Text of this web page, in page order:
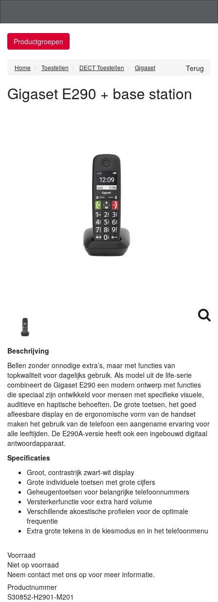
Productgroepen
Terug
Home Toestellen DECT Toestellen Gigaset
Gigaset E290 + base station
Beschrijving
Bellen zonder onnodige extra’s, maar met functies van
topkwaliteit voor dagelijks gebruik. Als model uit de life-serie
combineert de Gigaset E290 een modern ontwerp met functies
die speciaal zijn ontwikkeld voor mensen met specifieke visuele,
auditieve en haptische behoeften. De grote toetsen, het goed
afleesbare display en de ergonomische vorm van de handset
maken het gebruik van de telefoon een aangename ervaring voor
alle leeftijden. De E290A-versie heeft ook een ingebouwd digitaal
antwoordapparaat.
Specificaties
Groot, contrastrijk zwart-wit display
Grote individuele toetsen met grote cijfers
Geheugentoetsen voor belangrijke telefoonnummers
Versterkerfunctie voor extra hard volume
Verschillende akoestische profielen voor de optimale
frequentie
Extra grote tekens in de kiesmodus en in het telefoonmenu
Voorraad
Niet op voorraad
Neem contact met ons op voor meer informatie.
Productnummer
S30852-H2901-M201